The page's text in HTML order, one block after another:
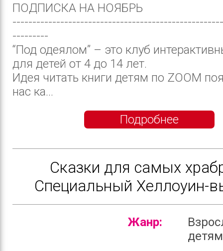
ПОДПИСКА НА НОЯБРЬ
---------
“Под одеялом” – это клуб
для детей от 4 до 14 лет.
Идея читать книги детям по ZOOM
нас ка...
Подробнее
Сказки для самых
Специальный Хеллоуин-
Жанр:
детям